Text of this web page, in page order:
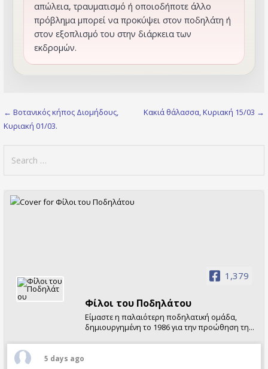
απώλεια, τραυματισμό ή οποιοδήποτε άλλο
πρόβλημα μπορεί να προκύψει στον ποδηλάτη ή
στον εξοπλισμό του στην διάρκεια των
εκδρομών.
Post
navigation
← Βοτανικός κήπος Διομήδους,
Κυριακή 01/03.
Kακιά θάλασσα, Κυριακή 15/03 →
for:
1,379
Φίλοι τoυ Ποδηλάτου
Είμαστε η παλαιότερη ποδηλατική ομάδα,
δημιουργημένη το 1986 για την προώθηση της
5 days ago